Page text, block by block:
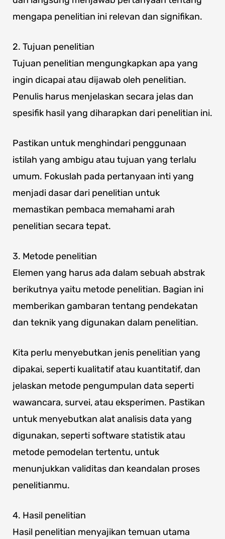
mengapa penelitian ini relevan dan signifikan.
2. Tujuan penelitian
Tujuan penelitian mengungkapkan apa yang
ingin dicapai atau dijawab oleh penelitian.
Penulis harus menjelaskan secara jelas dan
spesifik hasil yang diharapkan dari penelitian ini.
Pastikan untuk menghindari penggunaan
istilah yang ambigu atau tujuan yang terlalu
umum. Fokuslah pada pertanyaan inti yang
menjadi dasar dari penelitian untuk
memastikan pembaca memahami arah
penelitian secara tepat.
3. Metode penelitian
Elemen yang harus ada dalam sebuah abstrak
berikutnya yaitu metode penelitian. Bagian ini
memberikan gambaran tentang pendekatan
dan teknik yang digunakan dalam penelitian.
Kita perlu menyebutkan jenis penelitian yang
dipakai, seperti kualitatif atau kuantitatif, dan
jelaskan metode pengumpulan data seperti
wawancara, survei, atau eksperimen. Pastikan
untuk menyebutkan alat analisis data yang
digunakan, seperti software statistik atau
metode pemodelan tertentu, untuk
menunjukkan validitas dan keandalan proses
penelitianmu.
4. Hasil penelitian
Hasil penelitian menyajikan temuan utama